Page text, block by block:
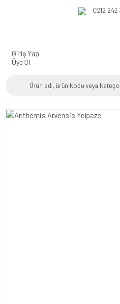
0212 242
Giriş Yap
Üye Ol